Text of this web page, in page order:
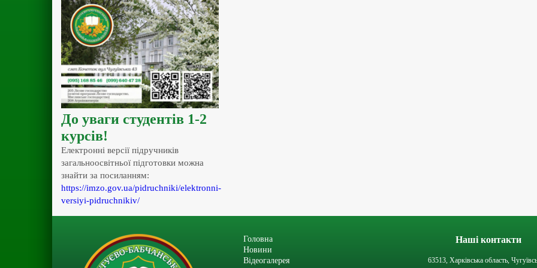
До уваги студентів 1-2
курсів!
Електронні версії підручників
загальноосвітньої підготовки можна
знайти за посиланням:
https://imzo.gov.ua/pidruchniki/elektronni-
versiyi-pidruchnikiv/
Головна
Новини
Відеогалерея
Наші контакти
63513, Харківська область,